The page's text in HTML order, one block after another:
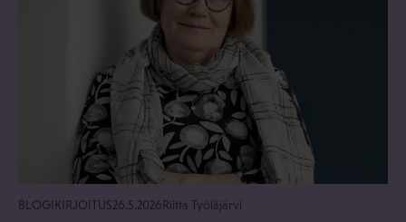
BLOGIKIRJOITUS26.5.2026Riitta Työläjärvi